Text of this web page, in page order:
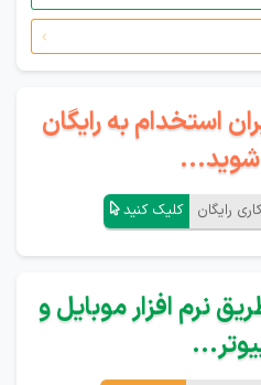
استخدام به رایگان
رایگان کلیک کنید
نرم افزار موبایل و